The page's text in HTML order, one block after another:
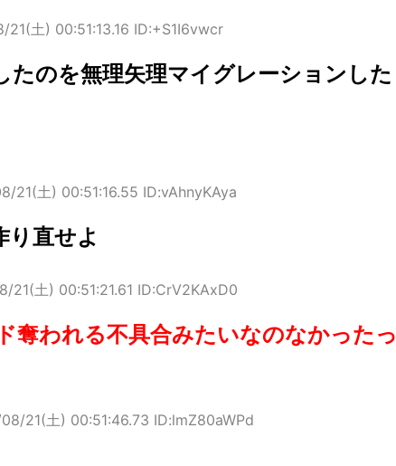
21(土) 00:51:13.16 ID:+S1I6vwcr
たのを無理矢理マイグレーションした
21(土) 00:51:16.55 ID:vAhnyKAya
り直せよ
21(土) 00:51:21.61 ID:CrV2KAxD0
奪われる不具合みたいなのなかったっ
21(土) 00:51:46.73 ID:lmZ80aWPd